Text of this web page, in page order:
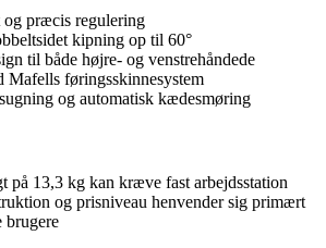
præcis regulering
kipning op til 60°
til både højre- og venstrehåndede
Mafells føringsskinnesystem
og automatisk kædesmøring
på 13,3 kg kan kræve fast arbejdsstation
og prisniveau henvender sig primært
brugere